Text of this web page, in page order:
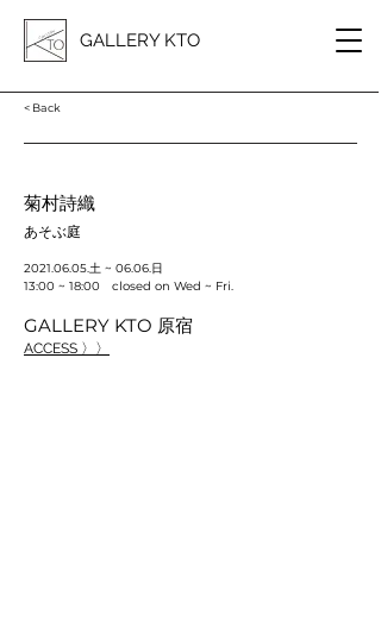
GALLERY KTO
< Back
菊村詩織
あそぶ庭
2021.06.05.土 ~ 06.06.日
13:00 ~ 18:00 closed on Wed ~ Fri.
GALLERY KTO 原宿
ACCESS 〉〉